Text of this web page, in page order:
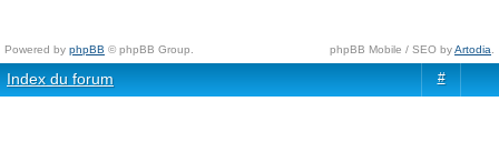
Powered by phpBB © phpBB Group. phpBB Mobile / SEO byArtodia
Index du forum #